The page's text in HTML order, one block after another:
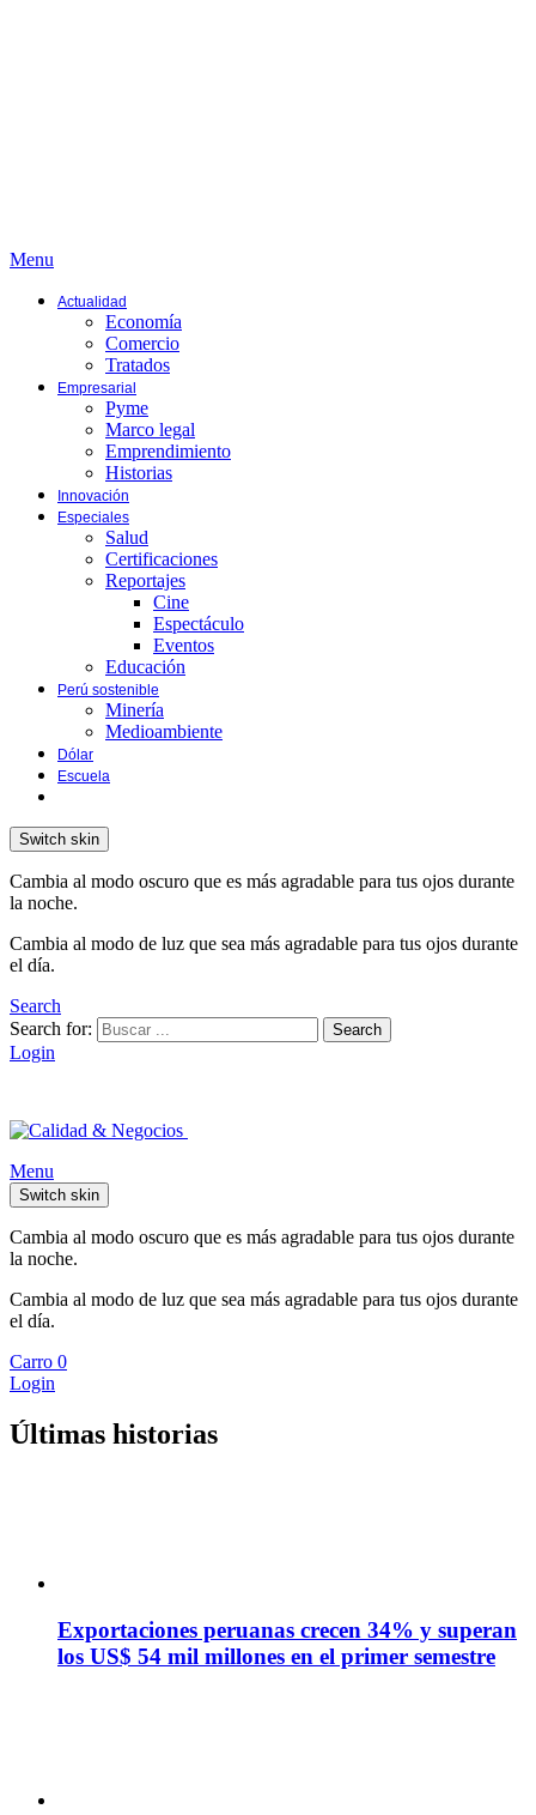
Menu
Actualidad
Economía
Comercio
Tratados
Empresarial
Pyme
Marco legal
Emprendimiento
Historias
Innovación
Especiales
Salud
Certificaciones
Reportajes
Cine
Espectáculo
Eventos
Educación
Perú sostenible
Minería
Medioambiente
Dólar
Escuela
Switch skin
Cambia al modo oscuro que es más agradable para tus ojos durante
la noche.
Cambia al modo de luz que sea más agradable para tus ojos durante
el día.
Search
Search for:
Search
Login
Menu
Switch skin
Cambia al modo oscuro que es más agradable para tus ojos durante
la noche.
Cambia al modo de luz que sea más agradable para tus ojos durante
el día.
Carro 0
Login
Últimas historias
Exportaciones peruanas crecen 34% y superan
los US$ 54 mil millones en el primer semestre